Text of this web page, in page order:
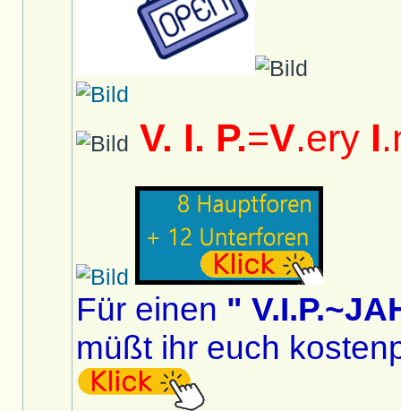
V. I. P.=V.ery I
Für einen "
müßt ihr euch